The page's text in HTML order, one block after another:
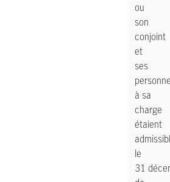
ou
son
conjoint
et
ses
à sa
charge
étaient
le
31